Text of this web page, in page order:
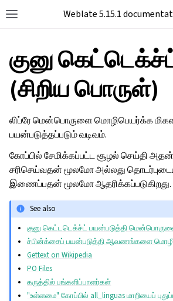
Weblate 5.15.1
குனு
(சிறிய பொருள்)
லிப்ரே மென்பொருளை மொழிபெயர்க்க
பயன்படுத்தப்படும் வடிவம்.
கோப்பில் சேமிக்கப்பட்ட சூழல் செய்தி
சரிசெய்வதன் மூலமோ அல்லது
இணைப்பதன் மூலமோ ஆதரிக்கப்படுகிறது.
See also
குனு கெட்டடெக்ச்ட் பயன்படுத்தி
ச்பின்க்சைப் பயன்படுத்தி ஆவணங்களை
Gettext on Wikipedia
PO Files
கருத்தில் பங்களிப்பாளர்கள்
"உள்ளமை" கோப்பில் all_linguas மாறியைப்